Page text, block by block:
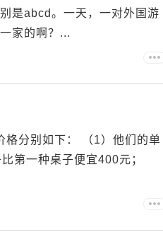
是abcd。一天，一对外国游
家的啊？...
格分别如下： （1）他们的单
第一种桌子便宜400元；